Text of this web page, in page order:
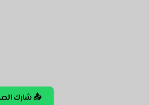
📤 شارك